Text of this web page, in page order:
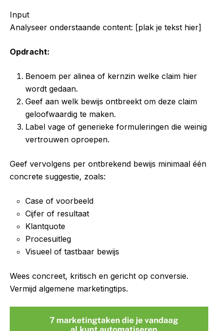
Input
Analyseer onderstaande content: [plak je tekst hier]
Opdracht:
Benoem per alinea of kernzin welke claim hier
wordt gedaan.
Geef aan welk bewijs ontbreekt om deze claim
geloofwaardig te maken.
Label vage of generieke formuleringen die weinig
vertrouwen oproepen.
Geef vervolgens per ontbrekend bewijs minimaal één
concrete suggestie, zoals:
Case of voorbeeld
Cijfer of resultaat
Klantquote
Procesuitleg
Visueel of tastbaar bewijs
Wees concreet, kritisch en gericht op conversie.
Vermijd algemene marketingtips.